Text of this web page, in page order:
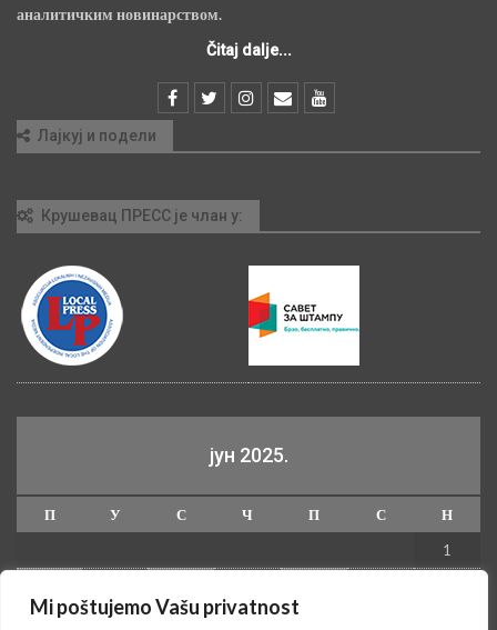
Mi poštujemo Vašu privatnost
аналитичким новинарством.
Čitaj dalje...
Лајкуј и подели
Крушевац ПРЕСС је члан у:
јун 2025.
П У С Ч П С
Н
1
10